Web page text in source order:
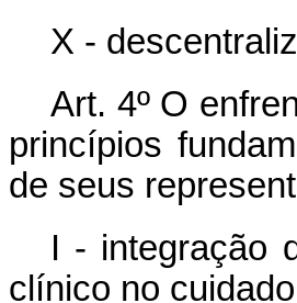
X -
Art. 4º O
princípios
de seus
I - integração
clínico no